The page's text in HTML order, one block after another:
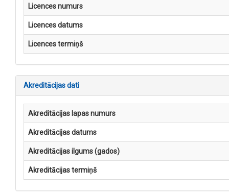
Licences numurs
Licences datums
Licences termiņš
Akreditācijas dati
Akreditācijas lapas numurs
Akreditācijas datums
Akreditācijas ilgums (gados)
Akreditācijas termiņš